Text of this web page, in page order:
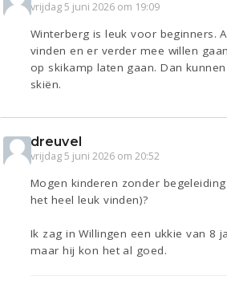
vrijdag 5 juni 2026 om 19:09
Winterberg is leuk voor beginners.
vinden en er verder mee willen
op skikamp laten gaan. Dan
skiën.
dreuvel
vrijdag 5 juni 2026 om 20:52
Mogen kinderen zonder
het heel leuk vinden)?
Ik zag in Willingen een ukkie van 8
maar hij kon het al goed.